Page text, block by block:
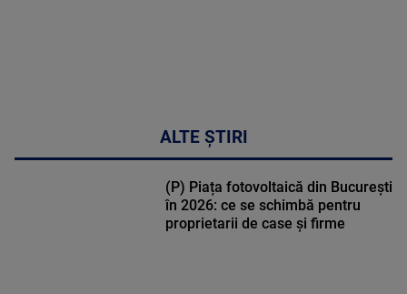
ALTE ȘTIRI
(P) Piața fotovoltaică din București
în 2026: ce se schimbă pentru
proprietarii de case și firme